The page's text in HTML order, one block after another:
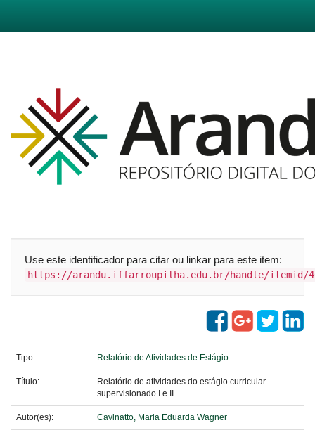
Use este identificador para citar ou linkar para este item:
https://arandu.iffarroupilha.edu.br/handle/itemid/
Tipo: Relatório de Atividades de Estágio
Título:
Relatório de atividades do estágio curricular
supervisionado I e II
Autor(es): Cavinatto, Maria Eduarda Wagner